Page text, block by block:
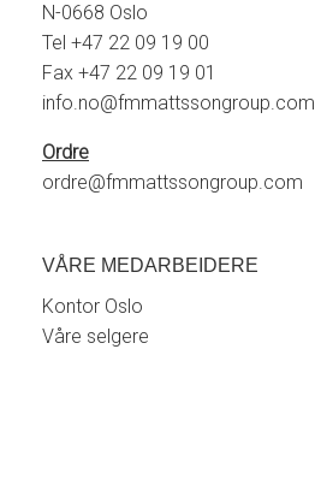
N-0668 Oslo
Tel +47 22 09 19 00
Fax +47 22 09 19 01
info.no@fmmattssongroup.com
Ordre
ordre@fmmattssongroup.com
VÅRE MEDARBEIDERE
Kontor Oslo
Våre selgere